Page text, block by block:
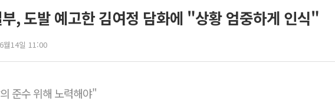
, 도발 예고한 김여정 담화에 "상황 엄중하게 인식"
월14일 11:00
준수 위해 노력해야"